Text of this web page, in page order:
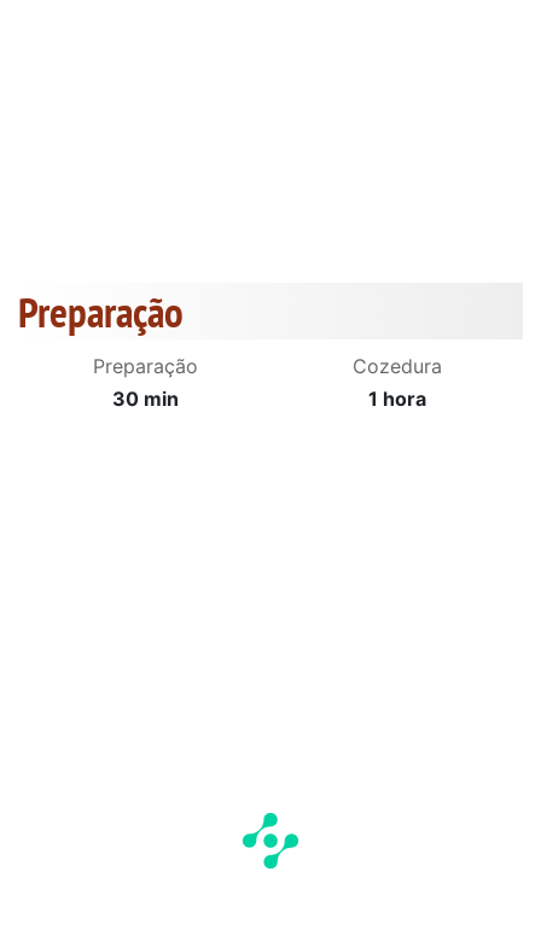
Preparação
Preparação
30 min
Cozedura
1 hora